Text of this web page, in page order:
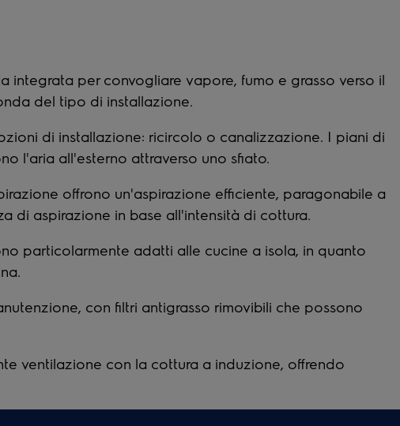
integrata per convogliare vapore, fumo e grasso verso il
del tipo di installazione.
di installazione: ricircolo o canalizzazione. I piani di
l'aria all'esterno attraverso uno sfiato.
offrono un'aspirazione efficiente, paragonabile a
di aspirazione in base all'intensità di cottura.
particolarmente adatti alle cucine a isola, in quanto
con filtri antigrasso rimovibili che possono
ventilazione con la cottura a induzione, offrendo